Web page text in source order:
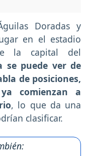
Doradas y
en el estadio
la capital del
se puede ver de
de posiciones,
comienzan a
, lo que da una
clasificar.